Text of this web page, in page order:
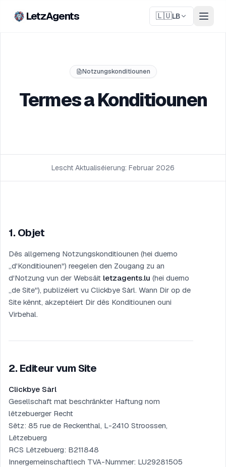
LetzAgents 🇱🇺LB
Notzungskonditiounen
Termes a Konditiounen
Lescht Aktualiséierung: Februar 2026
1. Objet
Dës allgemeng Notzungskonditiounen (hei duerno
„d'Konditiounen") reegelen den Zougang zu an
d'Notzung vun der Websäit letzagents.lu (hei duerno
„de Site"), publizéiert vu Clickbye Sàrl. Wann Dir op de
Site kënnt, akzeptéiert Dir dës Konditiounen ouni
Virbehal.
2. Editeur vum Site
Clickbye Sàrl
Gesellschaft mat beschränkter Haftung nom
lëtzebuerger Recht
Sëtz: 85 rue de Reckenthal, L-2410 Stroossen,
Lëtzebuerg
RCS Lëtzebuerg: B211848
Innergemeinschaftlech TVA-Nummer: LU29281505